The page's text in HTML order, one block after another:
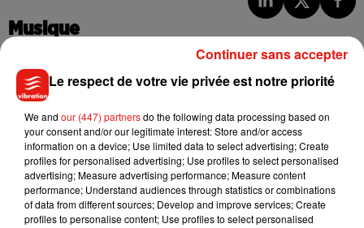
Musique
5 août 2026
Benny Blanco invite Selena Gomez et
4 août 2026
Tiny Desk invite Charlie Puth pour une
live session solaire
Le respect de votre vie privée est notre priorité
We and our (447) partnersdo the following data processing based on
your consent and/or our legitimate interest: Store and/or access
information on a device; Use limited data to select advertising; Create
profiles for personalised advertising; Use profiles to select personalised
advertising; Measure advertising performance; Measure content
performance; Understand audiences through statistics or combinations
of data from different sources; Develop and improve services; Create
profiles to personalise content; Use profiles to select personalised
Continuer sans accepter